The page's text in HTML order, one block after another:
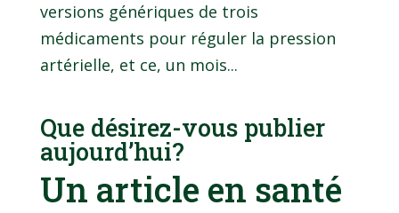
versions génériques de trois
médicaments pour réguler la pression
artérielle, et ce, un mois...
Que désirez-vous publier
aujourd’hui?
Un article en santé